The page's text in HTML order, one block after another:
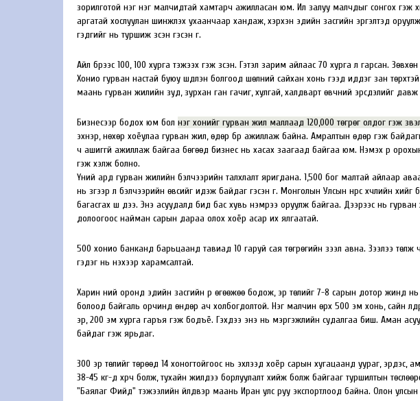
зорилготой нэг нэг малчидтай хамтарч ажилласан юм. Илүү залуу малчдыг сонгох
аргатай хослуулан шинжлэх ухаанчаар хандаж, хэрхэн эдийн засгийн эргэлтэд оруулж,
гэдгийг нь туршиж үзсэн гэсэн үг.
Айл бүрээс 100, 100 хурга тэжээх гэж үзсэн. Гэтэл зарим айлаас 70 хурга л гарсан.
Хонио гурван настай буюу шүдлэн болгоод шөлний сайхан хонь гээд иддэг зан
маань гурван жилийн зуд, зурхан ган гачиг, хулгай, халдварт өвчний эрсдэлийг
Бизнесээр бодох юм бол нэг хонийг гурван жил маллаад 120,000 төгрөг олдог гэж
эхнэр, нөхөр хоёулаа гурван жил, өдөр бүр ажиллаж байна. Амралтын өдөр гэж
ч ашиггүй ажиллаж байгаа бөгөөд бизнес нь хасах заагаад байгаа юм. Нэмэх рүү
гэж хэлж болно.
Үүний ард гурван жилийн бэлчээрийн талхлалт яригдана. 1,500 бог малтай айлаар
нь зүгээр л бэлчээрийн өвсийг идэж байдаг гэсэн үг. Монголын Улсын нүүрс хүчлийн
багасгах шүү дээ. Энэ асуудалд бид бас хувь нэмрээ оруулж байгаа. Дээрээс нь
долоогоос найман сарын дараа олох хоёр асар их ялгаатай.
500 хонио банканд барьцаанд тавиад 10 гаруй сая төгрөгийн зээл авна. Зээлээ төлж
гэдэг нь үнэхээр харамсалтай.
Харин үүний оронд эдийн засгийн үр өгөөжөө бодож, эр төлийг 7-8 сарын дотор жинд
болоод байгаль орчинд өндөр ач холбогдолтой. Нэг малчин өрх 500 эм хонь, сайн
эр, 200 эм хурга гаръя гэж бодъё. Гэхдээ энэ нь мэргэжлийн судалгаа биш. Аман
байдаг гэж ярьдаг.
300 эр төлийг төрөөд 14 хоногтойгоос нь эхлээд хоёр сарын хугацаанд уураг,
38-45 кг-д хүрч болж, тухайн жилдээ борлуулалт хийж болж байгааг туршилтын
"Баялаг Фийд" тэжээлийн үйлдвэр маань Иран улс руу экспортлоод байна. Олон улсын